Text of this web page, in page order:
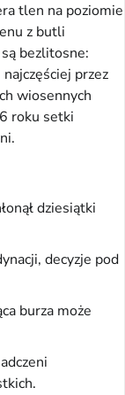
tlen na poziomie
z butli
bezlitosne:
przez
wiosennych
roku setki
dziesiątki
decyzje pod
burza może